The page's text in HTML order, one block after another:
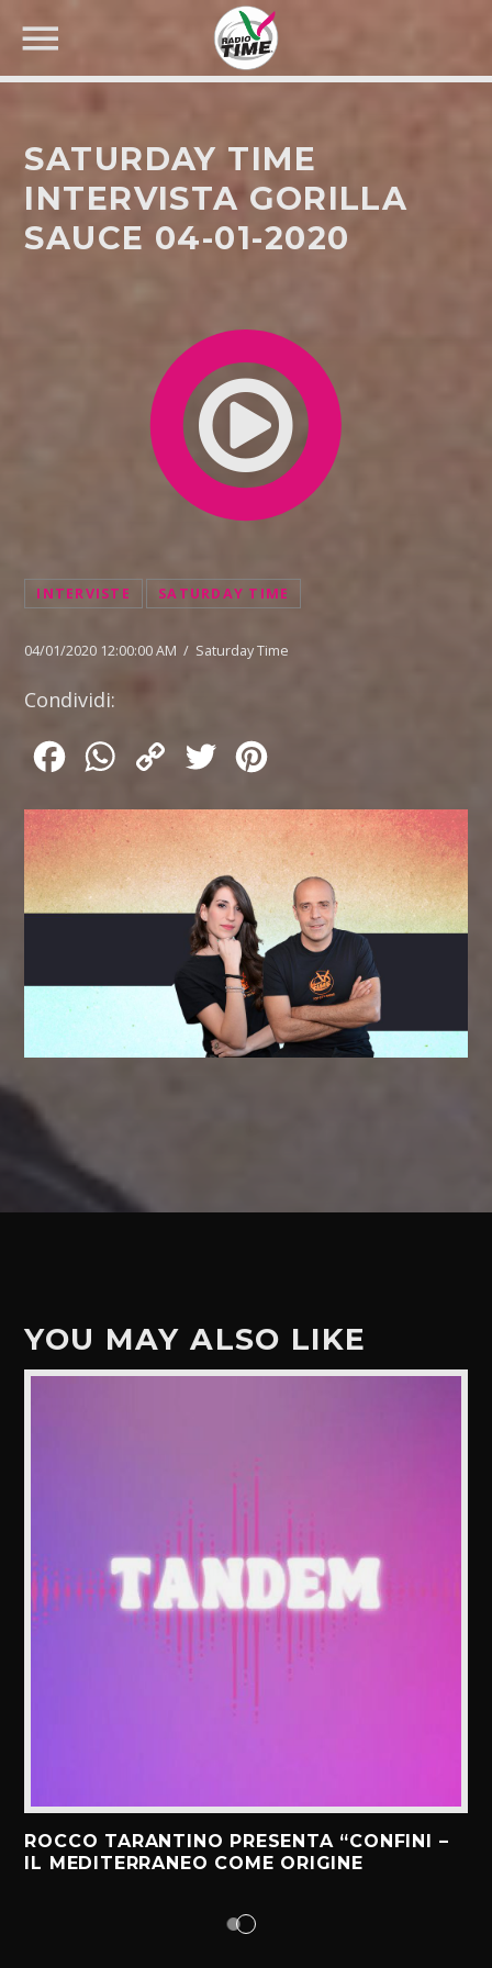
CERCA NEL SITO WEB:
SATURDAY TIME
INTERVISTA GORILLA
SAUCE 04-01-2020
INTERVISTE SATURDAY TIME
04/01/2020 12:00:00 AM / Saturday Time
Condividi:
FacebookWhatsApp
Copy
Twitter
YOU MAY ALSO LIKE
ROCCO TARANTINO PRESENTA “CONFINI –
IL MEDITERRANEO COME ORIGINE